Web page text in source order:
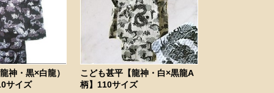
神・黒×白龍）
サイズ
こども甚平【龍神・白×黒龍A
柄】110サイズ